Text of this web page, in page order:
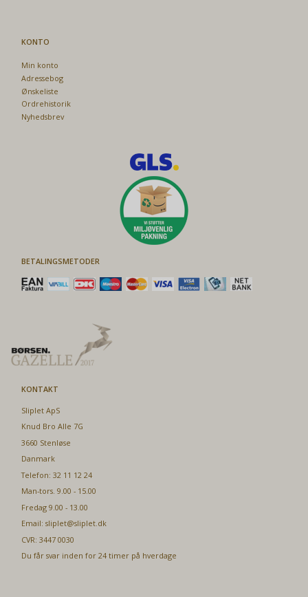
KONTO
Min konto
Adressebog
Ønskeliste
Ordrehistorik
Nyhedsbrev
BETALINGSMETODER
KONTAKT
Sliplet ApS
Knud Bro Alle 7G
3660 Stenløse
Danmark
Telefon: 32 11 12 24
Man-tors. 9.00 - 15.00
Fredag 9.00 - 13.00
Email: sliplet@sliplet.dk
CVR: 3447 0030
Du får svar inden for 24 timer på hverdage